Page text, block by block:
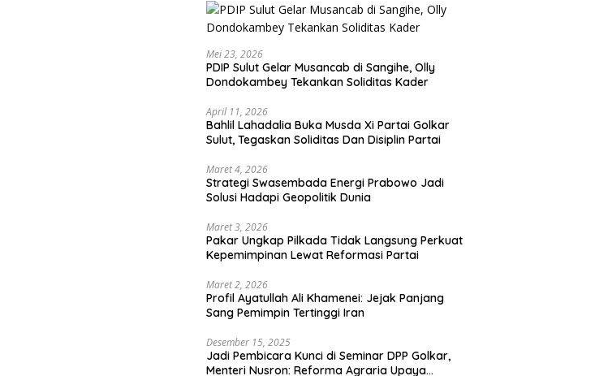
Mei 23, 2026
PDIP Sulut Gelar Musancab di Sangihe, Olly
Dondokambey Tekankan Soliditas Kader
April 11, 2026
Bahlil Lahadalia Buka Musda Xi Partai Golkar
Sulut, Tegaskan Soliditas Dan Disiplin Partai
Maret 4, 2026
Strategi Swasembada Energi Prabowo Jadi
Solusi Hadapi Geopolitik Dunia
Maret 3, 2026
Pakar Ungkap Pilkada Tidak Langsung Perkuat
Kepemimpinan Lewat Reformasi Partai
Maret 2, 2026
Profil Ayatullah Ali Khamenei: Jejak Panjang
Sang Pemimpin Tertinggi Iran
Desember 15, 2025
Jadi Pembicara Kunci di Seminar DPP Golkar,
Menteri Nusron: Reforma Agraria Upaya